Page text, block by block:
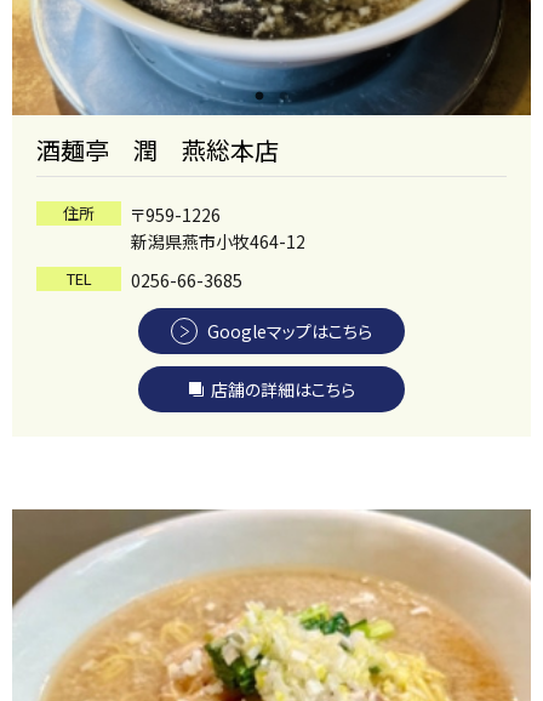
酒麺亭 潤 燕総本店
住所
〒959-1226
新潟県燕市小牧464-12
TEL 0256-66-3685
Googleマップはこちら
店舗の詳細はこちら